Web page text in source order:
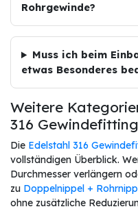
Rohrgewinde?
Muss ich beim
etwas Besonderes
Weitere
316
Die Edelstahl 316
vollständigen Überblick.
Durchmesser verlängern
zu Doppelnippel +
ohne zusätzliche